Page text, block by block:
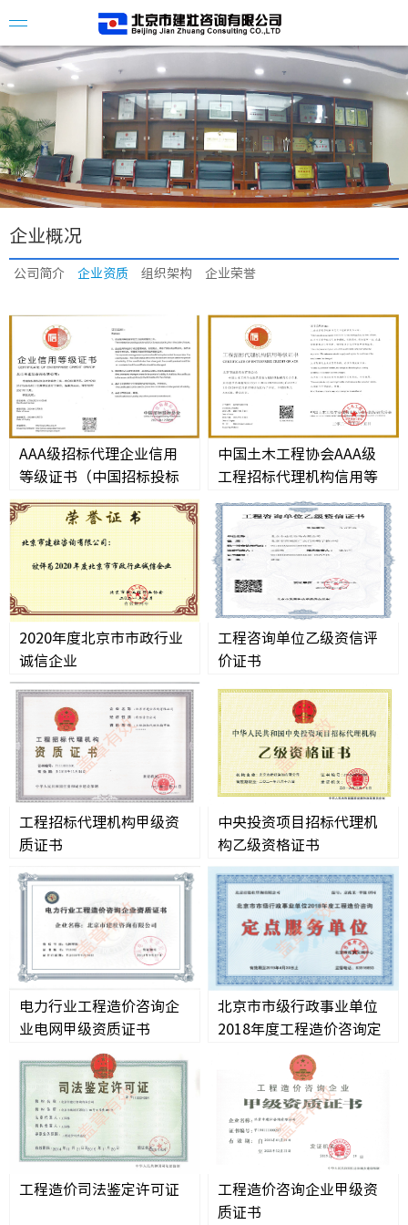
公司简
企业资
公司新
行业资
建筑工
市政工
水利工
电力工
道桥工
其他工
全部工
创新成
科技机
党务公
共青团
企业概况
公司简介 企业资质 组织架构 企业荣誉
AAA级招标代理企业信用
等级证书（中国招标投标
协会）
中国土木工程协会AAA级
工程招标代理机构信用等
级证书
2020年度北京市市政行业
诚信企业
工程咨询单位乙级资信评
价证书
工程招标代理机构甲级资
质证书
中央投资项目招标代理机
构乙级资格证书
电力行业工程造价咨询企
业电网甲级资质证书
北京市市级行政事业单位
2018年度工程造价咨询定
工程造价司法鉴定许可证
工程造价咨询企业甲级资
质证书